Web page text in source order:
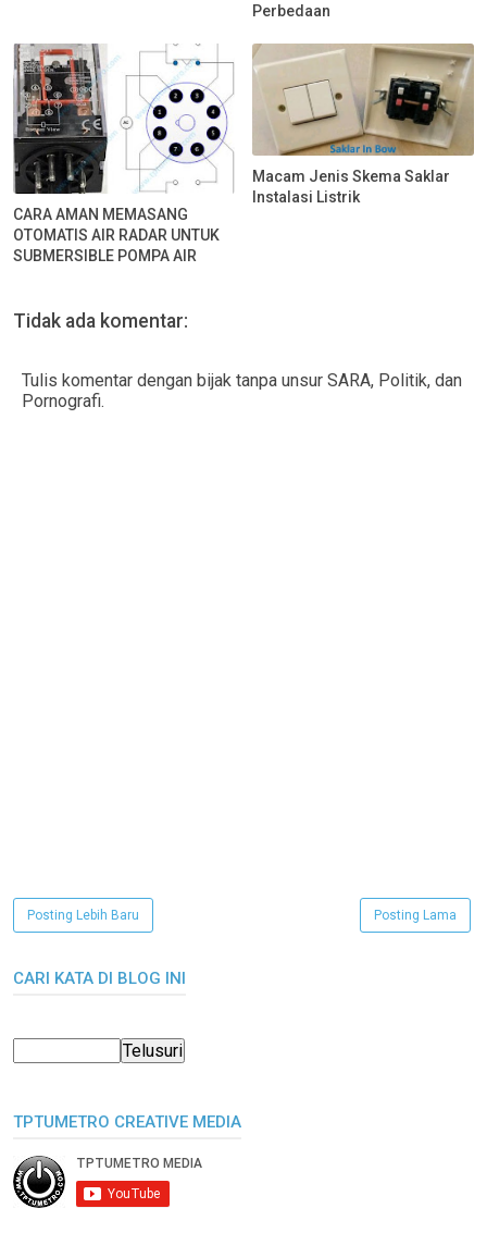
Perbedaan
CARA AMAN MEMASANG
OTOMATIS AIR RADAR UNTUK
SUBMERSIBLE POMPA AIR
Macam Jenis Skema Saklar
Instalasi Listrik
Tidak ada komentar:
Tulis komentar dengan bijak tanpa unsur SARA, Politik, dan
Pornografi.
Posting Lebih Baru Posting Lama
CARI KATA DI BLOG INI
TPTUMETRO CREATIVE MEDIA